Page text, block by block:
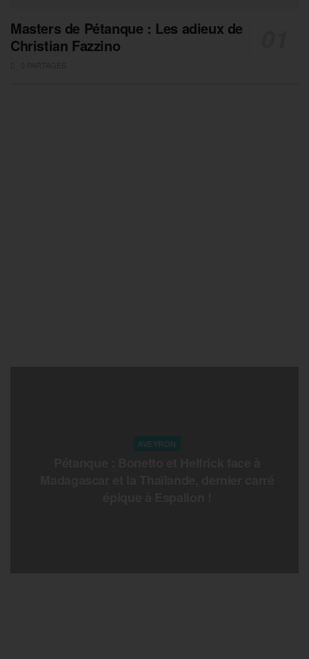
Masters de Pétanque : Les adieux de
Christian Fazzino
AVEYRON